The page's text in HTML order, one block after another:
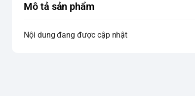
Mô tả sản phẩm
Nội dung đang được cập nhật